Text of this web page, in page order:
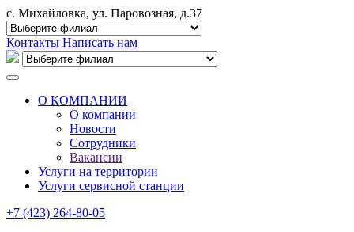
с. Михайловка, ул. Паровозная, д.37
Контакты Написать нам
О КОМПАНИИ
О компании
Новости
Сотрудники
Вакансии
Услуги на территории
Услуги сервисной станции
+7 (423) 264-80-05